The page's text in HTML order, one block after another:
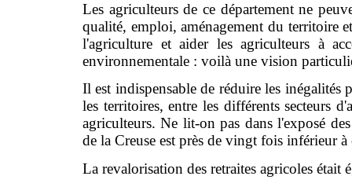
Les agriculteurs de ce département ne
qualité, emploi, aménagement du territoire
l'agriculture et aider les agriculteurs à
environnementale : voilà une vision
Il est indispensable de réduire les
les territoires, entre les différents secteurs
agriculteurs. Ne lit-on pas dans l'exposé
de la Creuse est près de vingt fois inférieur
La revalorisation des retraites agricoles était